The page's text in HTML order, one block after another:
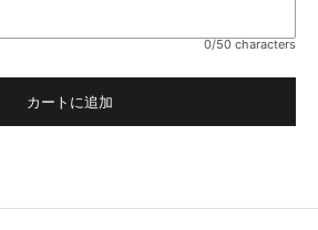
0/50 characters
カートに追加